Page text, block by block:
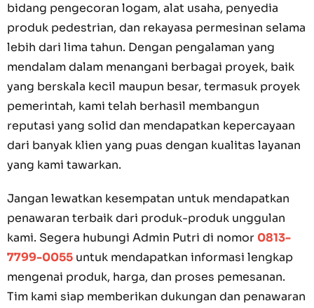
bidang pengecoran logam, alat usaha, penyedia
produk pedestrian, dan rekayasa permesinan selama
lebih dari lima tahun. Dengan pengalaman yang
mendalam dalam menangani berbagai proyek, baik
yang berskala kecil maupun besar, termasuk proyek
pemerintah, kami telah berhasil membangun
reputasi yang solid dan mendapatkan kepercayaan
dari banyak klien yang puas dengan kualitas layanan
yang kami tawarkan.
Jangan lewatkan kesempatan untuk mendapatkan
penawaran terbaik dari produk-produk unggulan
kami. Segera hubungi Admin Putri di nomor 0813-
7799-0055 untuk mendapatkan informasi lengkap
mengenai produk, harga, dan proses pemesanan.
Tim kami siap memberikan dukungan dan penawaran